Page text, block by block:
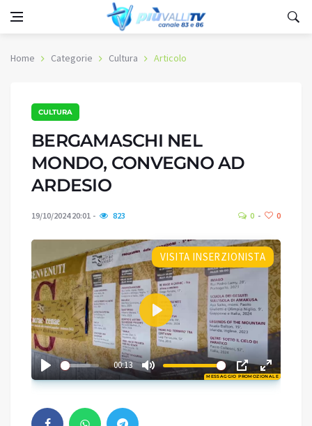
Home Categorie Cultura Articolo
CULTURA
BERGAMASCHI NEL
MONDO, CONVEGNO AD
ARDESIO
19/10/2024 20:01 823 0 0
MESSAGGIO PROMOZIONALE
VISITA INSERZIONISTA
00:13
Play
02:31